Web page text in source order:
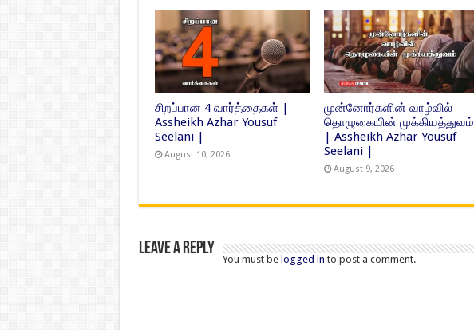
சிறப்பான 4 வார்த்தைகள் |
Assheikh Azhar Yousuf
Seelani |
August 10, 2026
முன்னோர்களின் வாழ்வில்
தொழுகையின் முக்கியத்துவம்
| Assheikh Azhar Yousuf
Seelani |
August 9, 2026
Leave a Reply
You must be logged in to post a comment.